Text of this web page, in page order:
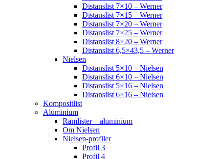
Distanslist 7×10 – Werner
Distanslist 7×15 – Werner
Distanslist 7×20 – Werner
Distanslist 7×25 – Werner
Distanslist 8×20 – Werner
Distanslist 6,5×43,5 – Werner
Nielsen
Distanslist 5×10 – Nielsen
Distanslist 6×10 – Nielsen
Distanslist 5×16 – Nielsen
Distanslist 6×16 – Nielsen
Kompositlist
Aluminium
Ramlister – aluminium
Om Nielsen
Nielsen-profiler
Profil 3
Profil 4